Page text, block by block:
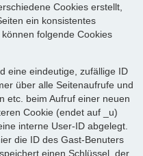
Cookies erstellt,
ein konsistentes
folgende Cookies
eine eindeutige, zufällige ID
über alle Seitenaufrufe und
etc. beim Aufruf einer neuen
Cookie (endet auf _u)
interne User-ID abgelegt.
die ID des Gast-Benuters
einen Schlüssel, der